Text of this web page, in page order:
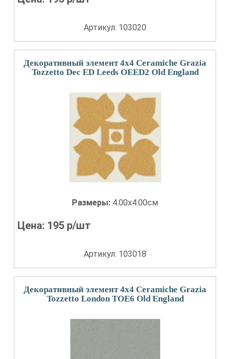
Артикул: 103020
Декоративный элемент 4x4 Ceramiche Grazia
Tozzetto Dec ED Leeds OEED2 Old England
Размеры: 4.00x4.00см
Цена: 195 р/шт
Артикул: 103018
Декоративный элемент 4x4 Ceramiche Grazia
Tozzetto London TOE6 Old England